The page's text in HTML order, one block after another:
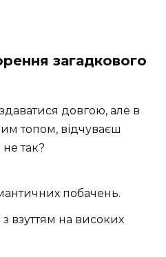
загадкового
довгою, але в
топом, відчуваєш
так?
побачень.
взуттям на високих